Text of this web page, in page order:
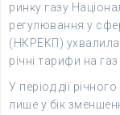
ринку газу
регулювання у
(НКРЕКП)
річні тарифи на
У період дії
лише у бік